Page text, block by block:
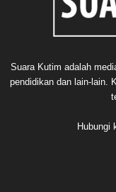
Suara Kutim adalah
pendidikan dan lain-lain.
Hubungi